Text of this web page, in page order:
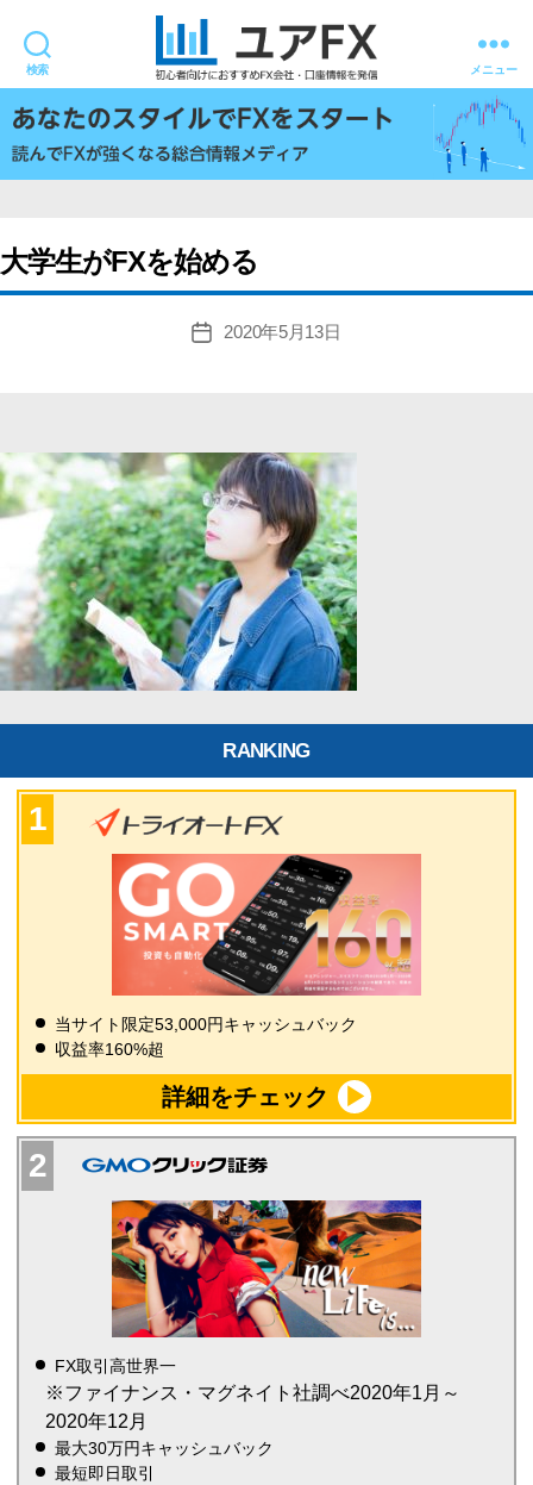
検索
ユ
ア
FX
メニュー
大学生がFXを始める
投
2020年5月13日
RANKING
当サイト限定53,000円キャッシュバック
収益率160%超
詳細をチェック
FX取引高世界一
※ファイナンス・マグネイト社調べ2020年1月～
2020年12月
最大30万円キャッシュバック
最短即日取引